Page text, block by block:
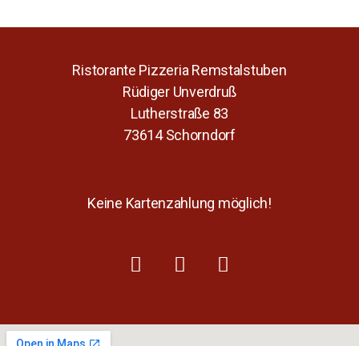
Ristorante Pizzeria Remstalstuben
Rüdiger Unverdruß
Lutherstraße 83
73614 Schorndorf
Keine Kartenzahlung möglich!